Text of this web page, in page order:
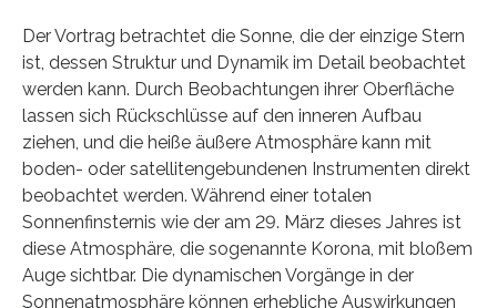
Der Vortrag betrachtet die Sonne, die der einzige Stern
ist, dessen Struktur und Dynamik im Detail beobachtet
werden kann. Durch Beobachtungen ihrer Oberfläche
lassen sich Rückschlüsse auf den inneren Aufbau
ziehen, und die heiße äußere Atmosphäre kann mit
boden- oder satellitengebundenen Instrumenten direkt
beobachtet werden. Während einer totalen
Sonnenfinsternis wie der am 29. März dieses Jahres ist
diese Atmosphäre, die sogenannte Korona, mit bloßem
Auge sichtbar. Die dynamischen Vorgänge in der
Sonnenatmosphäre können erhebliche Auswirkungen